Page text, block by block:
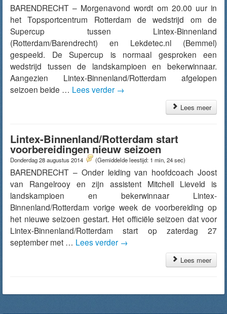
BARENDRECHT – Morgenavond wordt om 20.00 uur in
het Topsportcentrum Rotterdam de wedstrijd om de
Supercup tussen Lintex-Binnenland
(Rotterdam/Barendrecht) en Lekdetec.nl (Bemmel)
gespeeld. De Supercup is normaal gesproken een
wedstrijd tussen de landskampioen en bekerwinnaar.
Aangezien Lintex-Binnenland/Rotterdam afgelopen
seizoen beide … Lees verder →
Lees meer
Lintex-Binnenland/Rotterdam start
voorbereidingen nieuw seizoen
Donderdag 28 augustus 2014 (Gemiddelde leestijd: 1 min, 24 sec)
BARENDRECHT – Onder leiding van hoofdcoach Joost
van Rangelrooy en zijn assistent Mitchell Lieveld is
landskampioen en bekerwinnaar Lintex-
Binnenland/Rotterdam vorige week de voorbereiding op
het nieuwe seizoen gestart. Het officiële seizoen dat voor
Lintex-Binnenland/Rotterdam start op zaterdag 27
september met … Lees verder →
Lees meer